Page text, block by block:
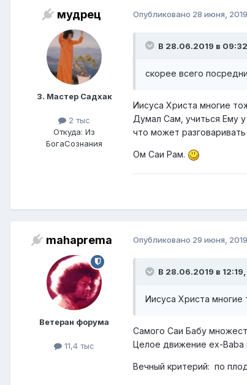
мудрец
3. Мастер Садхак
2 тыс
Откуда: Из
БогаСознания
Опубликовано 28 июня, 2019
В 28.06.2019 в
скорее всего
Иисуса Христа многие
Думал Сам, учиться Ему у
что может
Ом Саи Рам.
mahaprema
Ветеран форума
11,4 тыс
Опубликовано 29 июня, 2019
В 28.06.2019 в
Иисуса Христа
Самого Саи Бабу
Целое движение ex-Baba
Вечный критерий: по